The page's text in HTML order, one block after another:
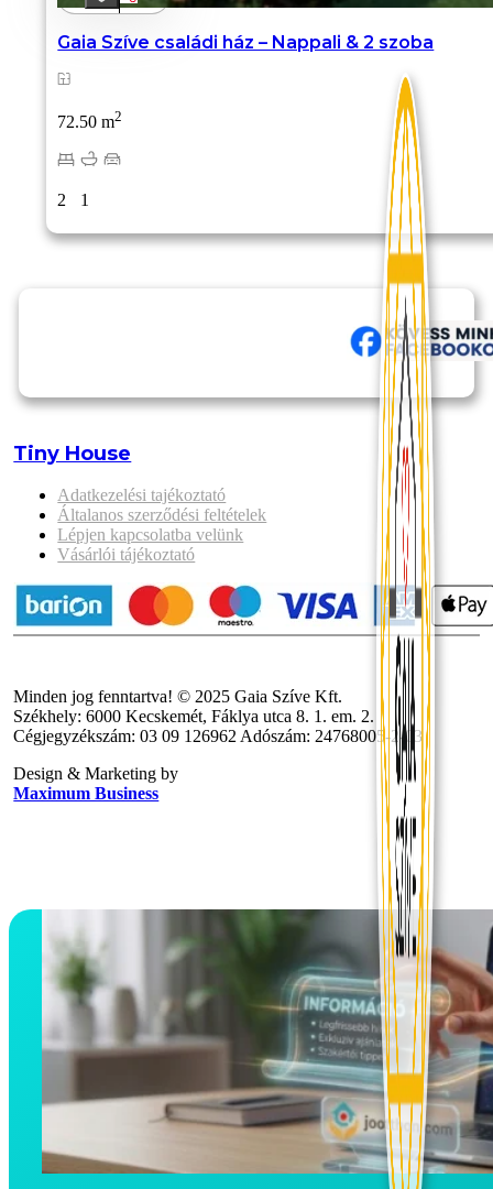
Gaia Szíve családi ház – Nappali & 2 szoba
72.50 m2
2 1
Tiny House
Adatkezelési tajékoztató
Általanos szerződési feltételek
Lépjen kapcsolatba velünk
Vásárlói tájékoztató
Minden jog fenntartva! © 2025 Gaia Szíve Kft.
Székhely: 6000 Kecskemét, Fáklya utca 8. 1. em. 2.
Cégjegyzékszám: 03 09 126962 Adószám: 24768005-2-03
Design & Marketing by
Maximum Business